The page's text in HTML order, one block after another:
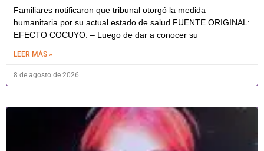
Familiares notificaron que tribunal otorgó la medida
humanitaria por su actual estado de salud FUENTE ORIGINAL:
EFECTO COCUYO. – Luego de dar a conocer su
LEER MÁS »
8 de agosto de 2026